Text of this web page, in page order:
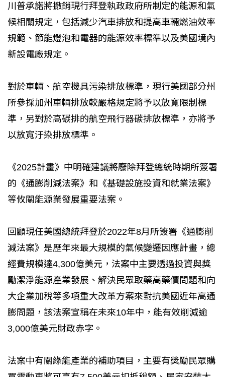
川普承諾將撤銷現行拜登執政政府所制定的能源和氣
候相關規定，包括減少汽車排放和提高車輛燃油效率
規範、節能燈泡和電器的能源效率標準以及美國境內
新設電廠規定。
對於車輛、航空機具污染排放標準，現行美國部分州
所參採加州車輛排放較嚴格規定將予以放寬限制標
準，另對於高碳排的航空飛行器碳排放標準，亦將予
以放寬汙染排放標準。
《2025計畫》中明確建議將廢除拜登總統時期所簽署
的《通膨削減法案》和《基礎設施投資和就業法案》
等攸關能源業發展重要法案。
回顧現任美國總統拜登於2022年8月所簽署《通膨削
減法案》是歷年來最大規模的氣候變遷因應計畫，總
經費規模達4,300億美元，法案中主要透過投資與獎
勵潔淨能源產業發展、解決民眾取藥高藥價問題和向
大企業加稅等多項重大改革方案來對抗美國近年高通
膨問題，該法案宣稱在未來10年中，能有效削減逾
3,000億美元財政赤字。
法案中有關綠能產業的補助項目，主要有獎勵民眾購